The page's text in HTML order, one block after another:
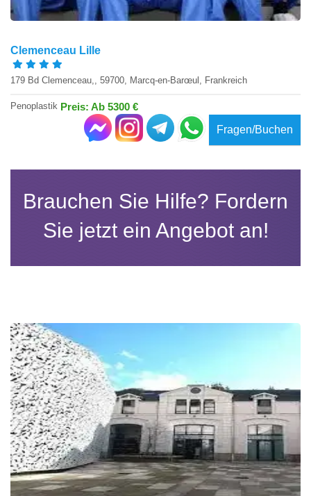
Clemenceau Lille
179 Bd Clemenceau,, 59700, Marcq-en-Barœul, Frankreich
Penoplastik Preis: Ab 5300 €
Fragen/Buchen
Brauchen Sie Hilfe? Fordern
Sie jetzt ein Angebot an!